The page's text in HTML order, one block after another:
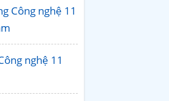
Công nghệ 11
nghệ 11